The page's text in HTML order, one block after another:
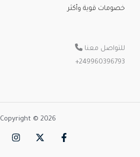
خصومات قوية وأكثر
للتواصل معنا
249960396793
+
Copyright © 2026